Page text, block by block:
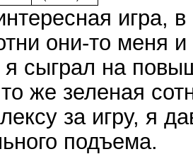
игра,
они-то меня
я сыграл на
же зеленая
за игру, я
подъема.